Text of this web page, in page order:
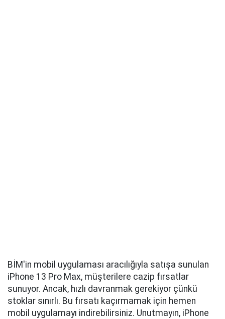
BİM'in mobil uygulaması aracılığıyla satışa sunulan
iPhone 13 Pro Max, müşterilere cazip fırsatlar
sunuyor. Ancak, hızlı davranmak gerekiyor çünkü
stoklar sınırlı. Bu fırsatı kaçırmamak için hemen
mobil uygulamayı indirebilirsiniz. Unutmayın, iPhone